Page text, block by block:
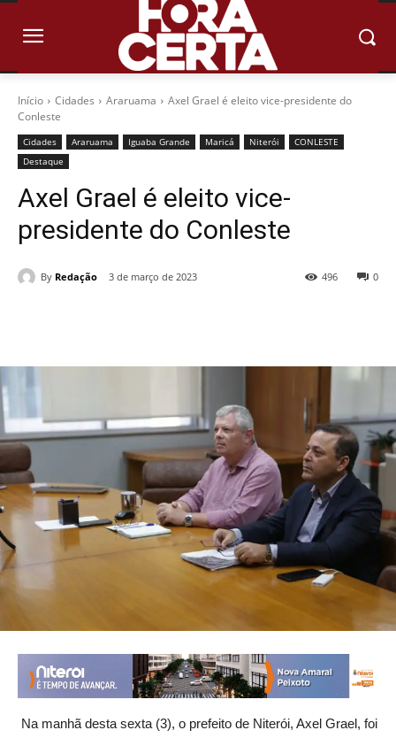
Início Cidades Araruama
Axel Grael é eleito vice-presidente do
Conleste
Cidades Araruama Iguaba Grande Maricá Niterói
CONLESTE
Destaque
Axel Grael é eleito vice-
presidente do Conleste
By Redação 3 de março de 2023 0
496
Na manhã desta sexta (3), o prefeito de Niterói, Axel Grael, foi